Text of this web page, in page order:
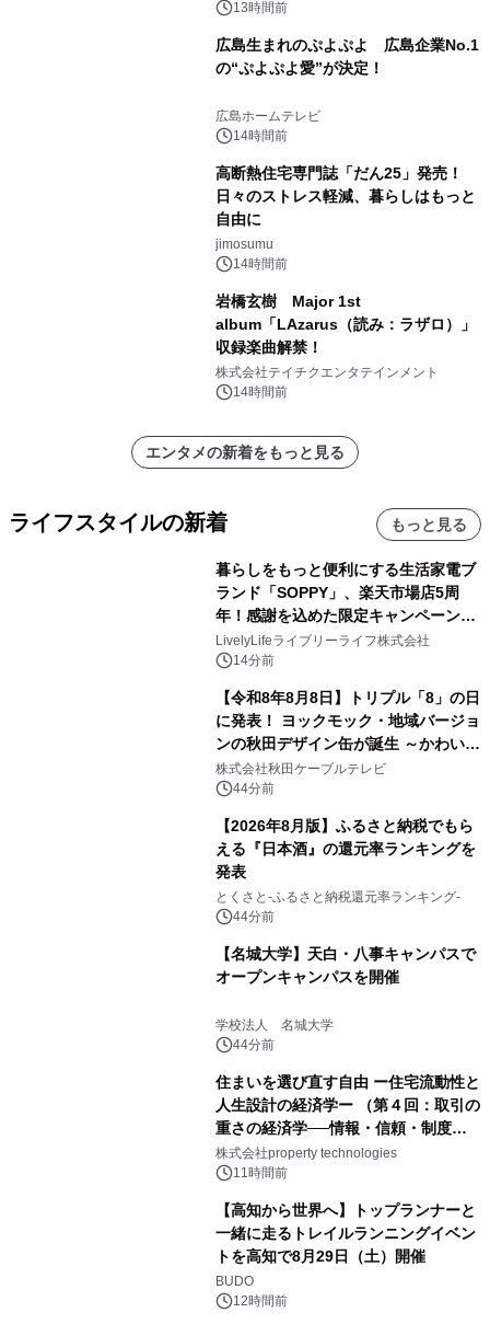
13時間前
広島生まれのぷよぷよ 広島企業No.1
の“ぷよぷよ愛”が決定！
広島ホームテレビ
14時間前
高断熱住宅専門誌「だん25」発売！
日々のストレス軽減、暮らしはもっと
自由に
jimosumu
14時間前
岩橋玄樹 Major 1st
album「LAzarus（読み：ラザロ）」
収録楽曲解禁！
株式会社テイチクエンタテインメント
14時間前
エンタメの新着をもっと見る
ライフスタイルの新着 もっと見る
暮らしをもっと便利にする生活家電ブ
ランド「SOPPY」、楽天市場店5周
年！感謝を込めた限定キャンペーンを
8月10日より開催
LivelyLifeライブリーライフ株式会社
14分前
【令和8年8月8日】トリプル「8」の日
に発表！ ヨックモック・地域バージョ
ンの秋田デザイン缶が誕生 ～かわいい
秋田犬の子犬と秋田の四季と名所を巡
るパッケージ～ 9月1日(火)秋田県内で
株式会社秋田ケーブルテレビ
44分前
【2026年8月版】ふるさと納税でもら
える『日本酒』の還元率ランキングを
発表
とくさと-ふるさと納税還元率ランキング-
44分前
【名城大学】天白・八事キャンパスで
オープンキャンパスを開催
学校法人 名城大学
44分前
住まいを選び直す自由 ー住宅流動性と
人生設計の経済学ー （第４回：取引の
重さの経済学──情報・信頼・制度を
PropTechはどう組み替えるか）｜
PropTech-Lab
株式会社property technologies
11時間前
【高知から世界へ】トップランナーと
一緒に走るトレイルランニングイベン
トを高知で8月29日（土）開催
BUDO
12時間前